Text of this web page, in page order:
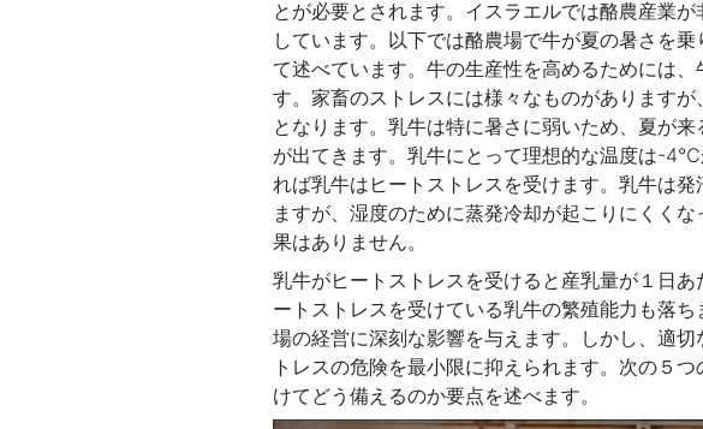
とが必要とされます。イスラエルでは酪農産業
しています。以下では酪農場で牛が夏の暑さを
て述べています。牛の生産性を高めるためには
す。家畜のストレスには様々なものがあります
となります。乳牛は特に暑さに弱いため、夏が
が出てきます。乳牛にとって理想的な温度は-
れば乳牛はヒートストレスを受けます。乳牛は
ますが、湿度のために蒸発冷却が起こりにくく
果はありません。
乳牛がヒートストレスを受けると産乳量が１日
ートストレスを受けている乳牛の繁殖能力も落
場の経営に深刻な影響を与えます。しかし、適
トレスの危険を最小限に抑えられます。次の５
けてどう備えるのか要点を述べます。